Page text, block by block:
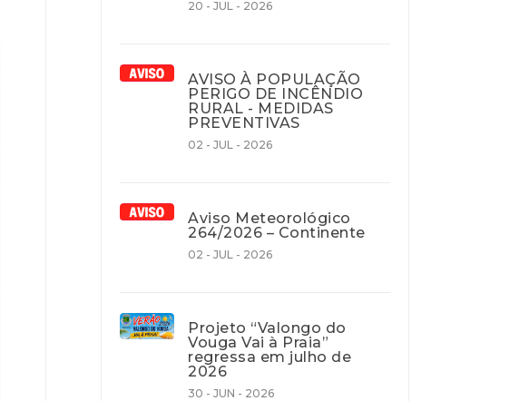
20 - JUL - 2026
AVISO À POPULAÇÃO
PERIGO DE INCÊNDIO
RURAL - MEDIDAS
PREVENTIVAS
02 - JUL - 2026
Aviso Meteorológico
264/2026 – Continente
02 - JUL - 2026
Projeto “Valongo do
Vouga Vai à Praia”
regressa em julho de
2026
30 - JUN - 2026